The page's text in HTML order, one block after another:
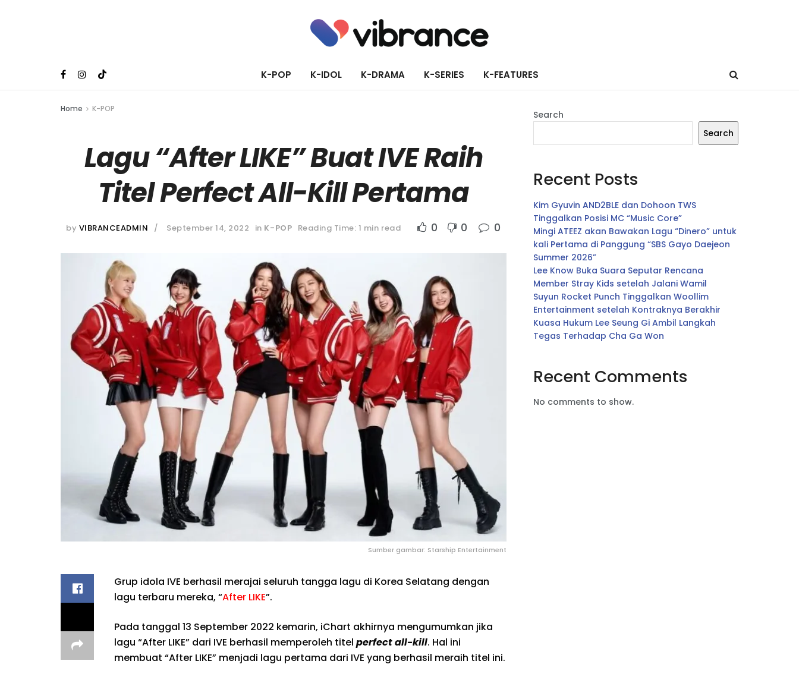
K-POP K-IDOL K-DRAMA K-SERIES K-FEATURES
Home K-POP
Lagu “After LIKE” Buat IVE Raih
Titel Perfect All-Kill Pertama
by VIBRANCEADMIN September 14, 2022 in K-POP Reading Time: 1 min read 0 0 0
Sumber gambar: Starship Entertainment
Grup idola IVE berhasil merajai seluruh tangga lagu di Korea Selatang dengan
lagu terbaru mereka, “After LIKE”.
Pada tanggal 13 September 2022 kemarin, iChart akhirnya mengumumkan jika
lagu “After LIKE” dari IVE berhasil memperoleh titel perfect all-kill. Hal ini
membuat “After LIKE” menjadi lagu pertama dari IVE yang berhasil meraih titel ini.
Search
Search
Recent Posts
Kim Gyuvin AND2BLE dan Dohoon TWS
Tinggalkan Posisi MC “Music Core”
Mingi ATEEZ akan Bawakan Lagu “Dinero” untuk
kali Pertama di Panggung “SBS Gayo Daejeon
Summer 2026”
Lee Know Buka Suara Seputar Rencana
Member Stray Kids setelah Jalani Wamil
Suyun Rocket Punch Tinggalkan Woollim
Entertainment setelah Kontraknya Berakhir
Kuasa Hukum Lee Seung Gi Ambil Langkah
Tegas Terhadap Cha Ga Won
Recent Comments
No comments to show.